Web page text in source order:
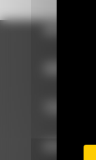
OFERTA